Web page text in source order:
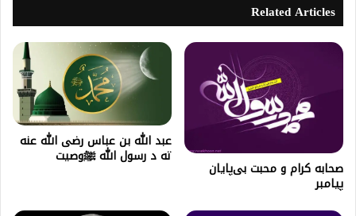
Related Articles
صحابه کرام و محبت بی‌پایان
پیامبر
عبد الله بن عباس رضی الله عنه
ته د رسول الله ﷺوصیت